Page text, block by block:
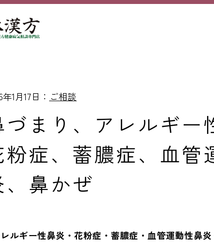
1月17日： ご相談
づまり、アレルギー
粉症、蓄膿症、血管
、鼻かぜ
ルギー性鼻炎・花粉症・蓄膿症・血管運動性鼻